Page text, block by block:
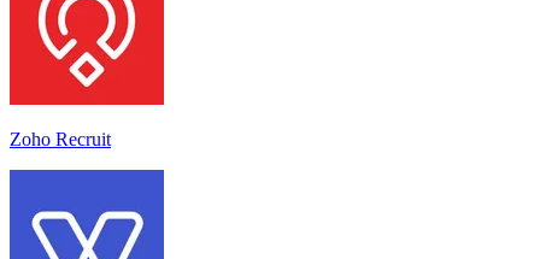
Zoho Recruit